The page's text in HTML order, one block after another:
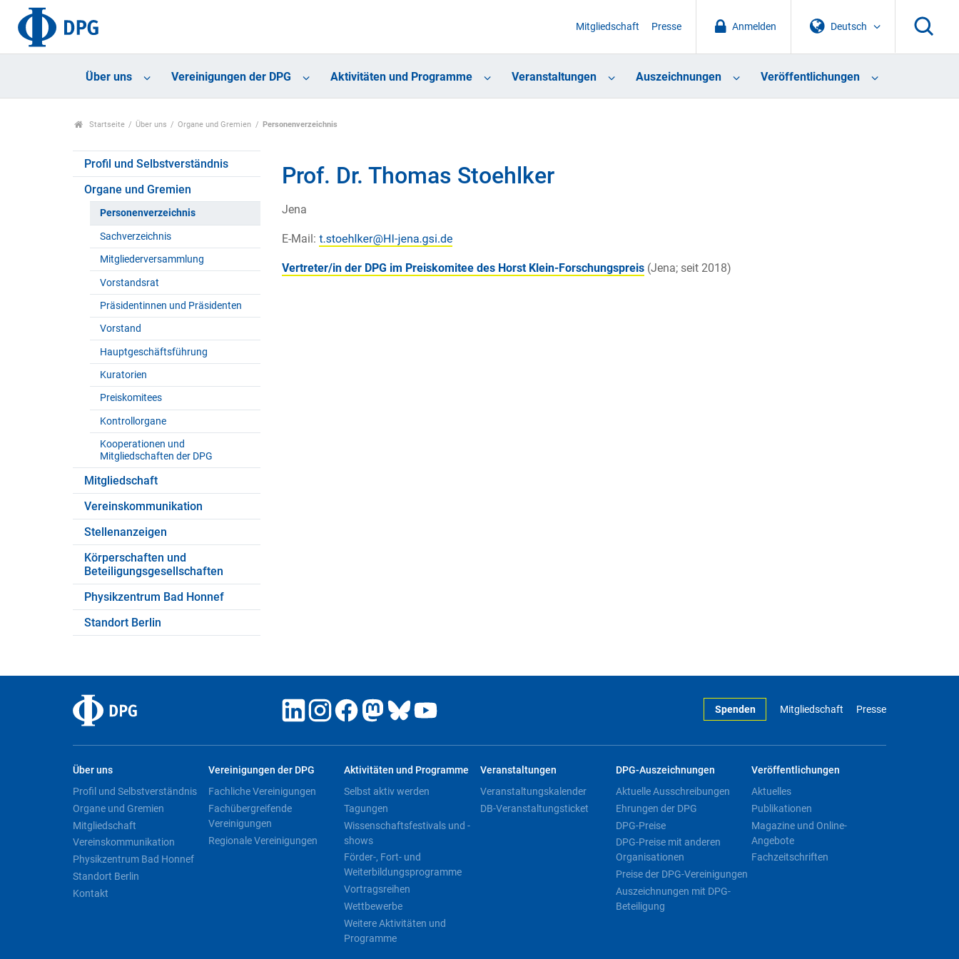
Deutsch
Anmelden
Mitgliedschaft Presse
Über uns Vereinigungen der DPG Aktivitäten und Programme Veranstaltungen Auszeichnungen Veröffentlichungen
Startseite Über uns Organe und Gremien Personenverzeichnis
Profil und Selbstverständnis
Organe und Gremien
Personenverzeichnis
Sachverzeichnis
Mitgliederversammlung
Vorstandsrat
Präsidentinnen und Präsidenten
Vorstand
Hauptgeschäftsführung
Kuratorien
Preiskomitees
Kontrollorgane
Kooperationen und
Mitgliedschaften der DPG
Mitgliedschaft
Vereinskommunikation
Stellenanzeigen
Körperschaften und
Beteiligungsgesellschaften
Physikzentrum Bad Honnef
Standort Berlin
Prof. Dr. Thomas Stoehlker
Jena
E-Mail:
Vertreter/in der DPG im Preiskomitee des Horst Klein-Forschungspreis(Jena; seit 2018)
Spenden Mitgliedschaft Presse
Über uns
Profil und Selbstverständnis
Organe und Gremien
Mitgliedschaft
Vereinskommunikation
Physikzentrum Bad Honnef
Standort Berlin
Kontakt
Vereinigungen der DPG
Fachliche Vereinigungen
Fachübergreifende
Vereinigungen
Regionale Vereinigungen
Aktivitäten und Programme
Selbst aktiv werden
Tagungen
Wissenschaftsfestivals und -
shows
Förder-, Fort- und
Weiterbildungsprogramme
Vortragsreihen
Wettbewerbe
Weitere Aktivitäten und
Programme
Veranstaltungen
Veranstaltungskalender
DB-Veranstaltungsticket
DPG-Auszeichnungen
Aktuelle Ausschreibungen
Ehrungen der DPG
DPG-Preise
DPG-Preise mit anderen
Organisationen
Preise der DPG-Vereinigungen
Auszeichnungen mit DPG-
Beteiligung
Veröffentlichungen
Aktuelles
Publikationen
Magazine und Online-
Angebote
Fachzeitschriften